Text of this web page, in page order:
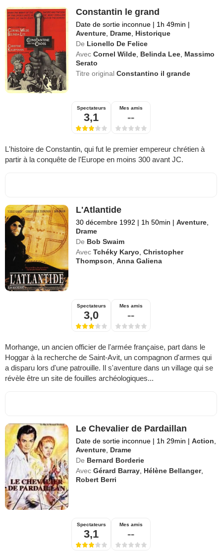
Constantin le grand
Date de sortie inconnue | 1h 49min |
Aventure Drame Historique
De Lionello De Felice
Avec Cornel Wilde Belinda Lee Massimo
Serato
Titre originalConstantino il grande
Spectateurs
3,1
Mes amis
--
L'histoire de Constantin, qui fut le premier empereur chrétien à
partir à la conquête de l'Europe en moins 300 avant JC.
L'Atlantide
30 décembre 1992 | 1h 50min | Aventure
Drame
De Bob Swaim
Avec Tchéky Karyo ,Christopher
Thompson ,Anna Galiena
Spectateurs
3,0
Mes amis
--
Morhange, un ancien officier de l'armée française, part dans le
Hoggar à la recherche de Saint-Avit, un compagnon d'armes qui
a disparu lors d'une patrouille. Il s'aventure dans un village qui se
révèle être un site de fouilles archéologiques...
Le Chevalier de Pardaillan
Date de sortie inconnue | 1h 29min | Action
Aventure Drame
De Bernard Borderie
Avec Gérard Barray Hélène Bellanger,
Robert Berri
Spectateurs
3,1
Mes amis
--